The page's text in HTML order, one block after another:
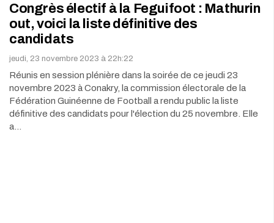
Congrès électif à la Feguifoot : Mathurin
out, voici la liste définitive des
candidats
jeudi, 23 novembre 2023 à 22h:22
Réunis en session plénière dans la soirée de ce jeudi 23
novembre 2023 à Conakry, la commission électorale de la
Fédération Guinéenne de Football a rendu public la liste
définitive des candidats pour l'élection du 25 novembre. Elle
a…